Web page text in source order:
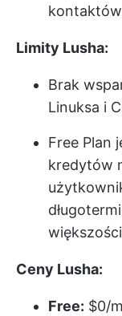
Limity Lusha:
Brak
Linuksa i
Free Plan
kredytów
Ceny Lusha:
Free: $0/